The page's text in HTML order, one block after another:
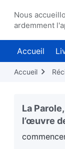
Nous
ardemment
Accueil
Accueil
La
l’œuvre
Seul celui
croit